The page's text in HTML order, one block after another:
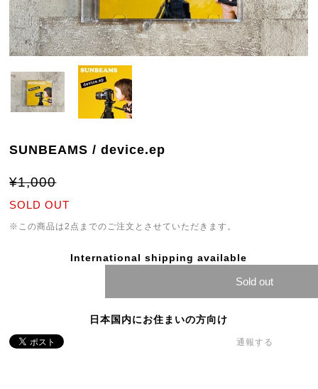
SUNBEAMS / device.ep
¥1,000
SOLD OUT
※この商品は2点までのご注文とさせていただきます。
International shipping available
Sold out
日本国内にお住まいの方向け
通報する